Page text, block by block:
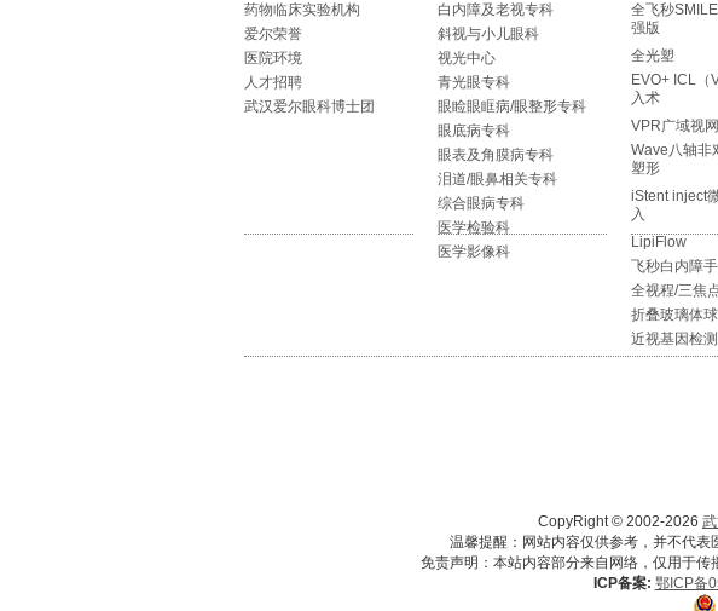
药物临床实验机构
爱尔荣誉
医院环境
人才招聘
武汉爱尔眼科博士团
白内障及老视专科
斜视与小儿眼科
视光中心
青光眼专科
眼睑眼眶病/眼整形专科
眼底病专科
眼表及角膜病专科
泪道/眼鼻相关专科
综合眼病专科
医学检验科
医学影像科
全飞秒
强版
全光塑
EVO+ ICL（
入术
VPR广域视
Wave八轴非
塑形
iStent inject
入
LipiFlow
飞秒白内障
全视程/三焦
折叠玻璃体
近视基因检测
CopyRight © 2002-2026
温馨提醒：网站内容仅供参考，并不代表
免责声明：本站内容部分来自网络，仅用于传
ICP备案: 鄂ICP备